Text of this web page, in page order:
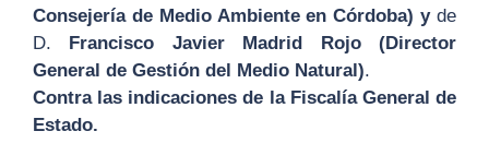
Consejería de Medio Ambiente en Córdoba) yde
D. Francisco Javier Madrid Rojo (Director
General de Gestión del Medio Natural).
Contra las indicaciones de la Fiscalía General de
Estado.